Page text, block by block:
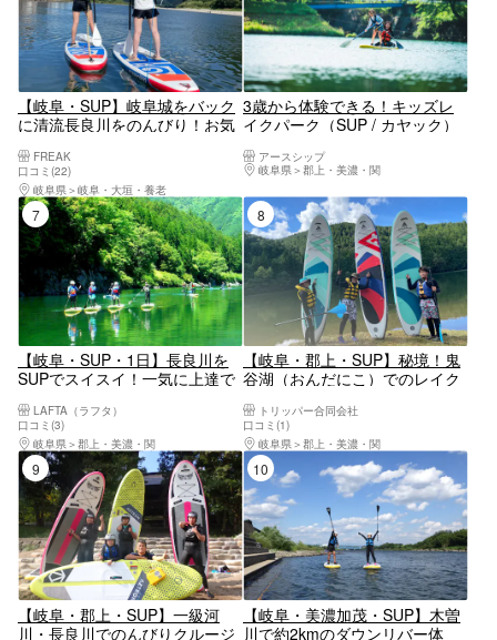
【岐阜・SUP】岐阜城をバック
に清流長良川をのんびり！お気
FREAK
口コミ(22)
岐阜県
岐阜・大垣・養老
3歳から体験できる！キッズレ
イクパーク（SUP / カヤック）
アースシップ
岐阜県
郡上・美濃・関
7位
【岐阜・SUP・1日】長良川を
SUPでスイスイ！一気に上達で
LAFTA（ラフタ）
口コミ(3)
岐阜県
郡上・美濃・関
8位
【岐阜・郡上・SUP】秘境！鬼
谷湖（おんだにこ）でのレイク
も参加OK！（写真つき）
トリッパー合同会社
口コミ(1)
岐阜県
郡上・美濃・関
9位
【岐阜・郡上・SUP】一級河
川・長良川でのんびりクルージ
10位
【岐阜・美濃加茂・SUP】木曽
川で約2kmのダウンリバー体